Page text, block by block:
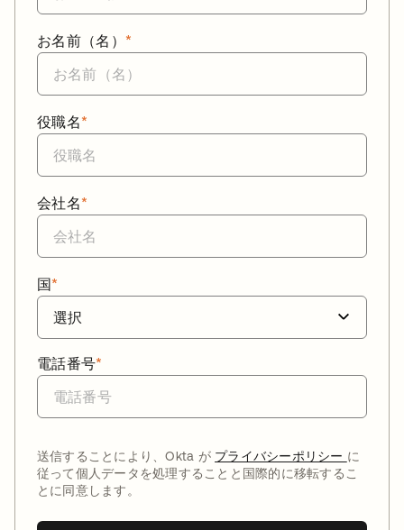
*
お名前（名）
*
役職名
*
会社名
*
国
*
電話番号
送信することにより、Okta が プライバシーポリシー に
従って個人データを処理することと国際的に移転するこ
とに同意します。